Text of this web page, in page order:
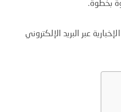
بخطوة.
عبر البريد الإلكتروني